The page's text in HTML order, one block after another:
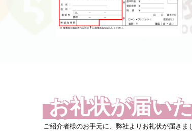
お礼状が届い
ご紹介者様のお手元に、弊社よりお礼状が届きま